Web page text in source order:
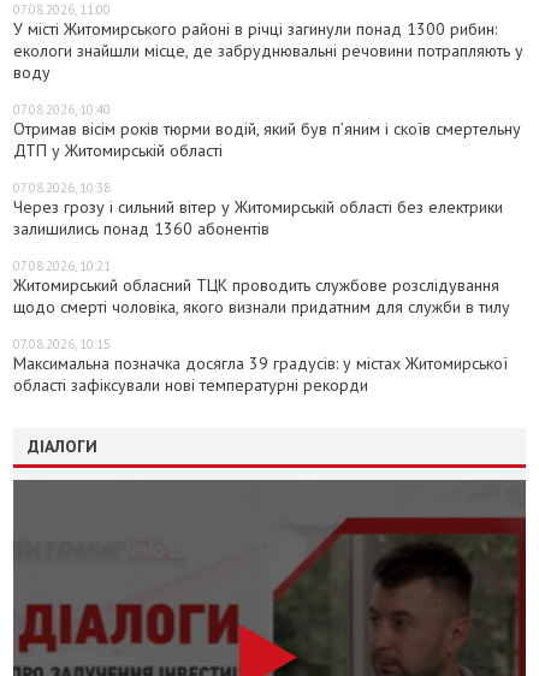
07.08.2026, 11:00
У місті Житомирського районі в річці загинули понад 1300 рибин:
екологи знайшли місце, де забруднювальні речовини потрапляють у
воду
07.08.2026, 10:40
Отримав вісім років тюрми водій, який був п’яним і скоїв смертельну
ДТП у Житомирській області
07.08.2026, 10:38
Через грозу і сильний вітер у Житомирській області без електрики
залишились понад 1360 абонентів
07.08.2026, 10:21
Житомирський обласний ТЦК проводить службове розслідування
щодо смерті чоловіка, якого визнали придатним для служби в тилу
07.08.2026, 10:15
Максимальна позначка досягла 39 градусів: у містах Житомирської
області зафіксували нові температурні рекорди
ДІАЛОГИ